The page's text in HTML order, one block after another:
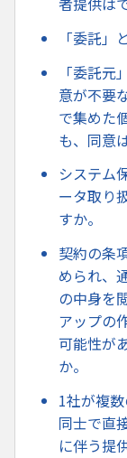
「委託」
「委託
意が不要
で集めた
も、同意
システム
ータ取り
すか。
契約の条
められ、
の中身を
アップの
可能性が
か。
1社が複
同士で直
に伴う提